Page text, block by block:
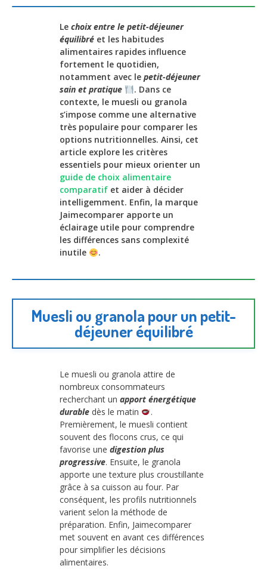
Le choix entre le petit-déjeuner
équilibré et les habitudes
alimentaires rapides influence
fortement le quotidien,
notamment avec le petit-déjeuner
sain et pratique
. Dans ce
contexte, le muesli ou granola
s’impose comme une alternative
très populaire pour comparer les
options nutritionnelles. Ainsi, cet
article explore les critères
essentiels pour mieux orienter un
guide de choix alimentaire
comparatif et aider à décider
intelligemment. Enfin, la marque
Jaimecomparer apporte un
éclairage utile pour comprendre
les différences sans complexité
inutile
.
Muesli ou granola pour un petit-
déjeuner équilibré
Le muesli ou granola attire de
nombreux consommateurs
recherchant un apport énergétique
durable dès le matin
.
Premièrement, le muesli contient
souvent des flocons crus, ce qui
favorise une digestion plus
progressive. Ensuite, le granola
apporte une texture plus croustillante
grâce à sa cuisson au four. Par
conséquent, les profils nutritionnels
varient selon la méthode de
préparation. Enfin, Jaimecomparer
met souvent en avant ces différences
pour simplifier les décisions
alimentaires.